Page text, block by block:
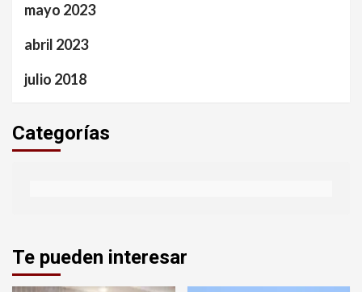
mayo 2023
abril 2023
julio 2018
Categorías
Te pueden interesar